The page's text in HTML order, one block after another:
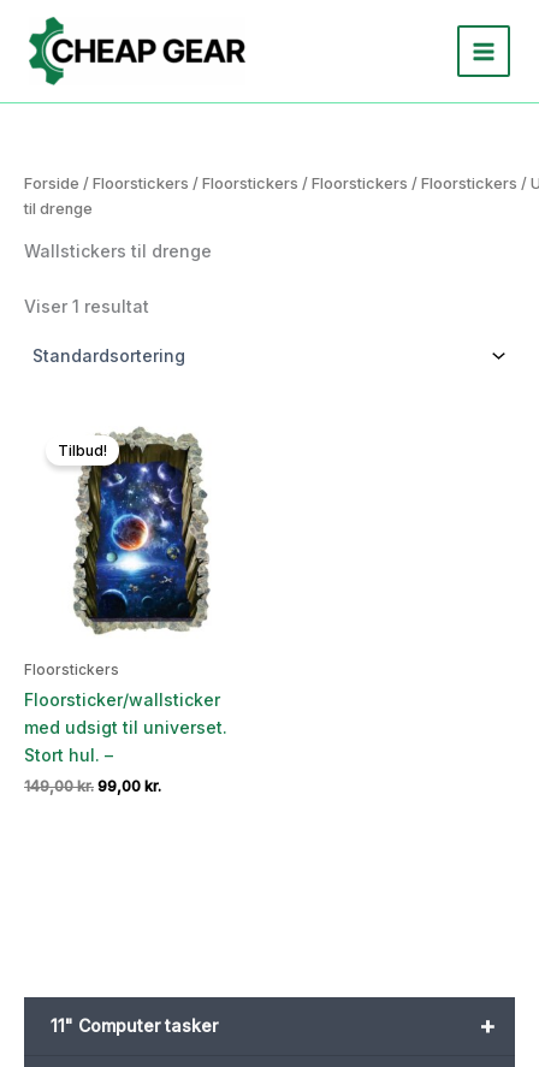
indholdet
+
11" Computer tasker
Forside / Floorstickers / Floorstickers / Floorstickers / Floorstickers /
til drenge
Wallstickers til drenge
Viser 1 resultat
Tilbud!
Floorstickers
Floorsticker/wallsticker
med udsigt til universet.
Stort hul. –
149,00kr. Den
99,00 kr.Den